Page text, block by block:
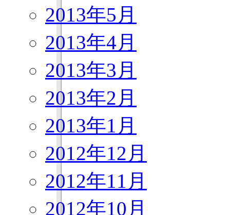
2013年5月
2013年4月
2013年3月
2013年2月
2013年1月
2012年12月
2012年11月
2012年10月